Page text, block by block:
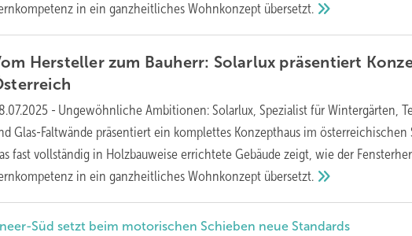
in ein ganzheitliches Wohnkonzept übersetzt.
Hersteller zum Bauherr: Solarlux präsentiert
- Ungewöhnliche Ambitionen: Solarlux, Spezialist für Wintergärten,
Glas-Faltwände präsentiert ein komplettes Konzepthaus im österreichischen
fast vollständig in Holzbauweise errichtete Gebäude zeigt, wie der
in ein ganzheitliches Wohnkonzept übersetzt.
Süd setzt beim motorischen Schieben neue Standards